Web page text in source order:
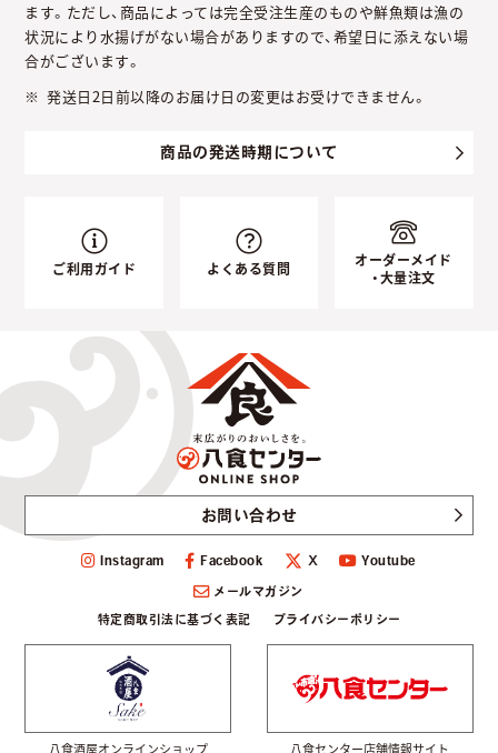
ます。ただし、商品によっては完全受注生産のものや鮮魚類は漁の
状況により水揚げがない場合がありますので、希望日に添えない場
合がございます。
発送日2日前以降のお届け日の変更はお受けできません。
商品の発送時期について
ご利用ガイド よくある質問
オーダーメイド
・大量注文
お問い合わせ
Instagram Facebook Ｘ Youtube
メールマガジン
特定商取引法に基づく表記 プライバシーポリシー
八食酒屋オンラインショップ 八食センター店舗情報サイト